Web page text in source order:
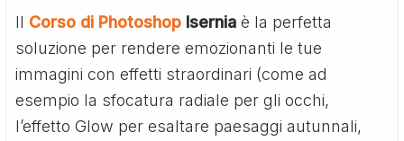
Il Corso di Photoshop Isernia è la perfetta
soluzione per rendere emozionanti le tue
immagini con effetti straordinari (come ad
esempio la sfocatura radiale per gli occhi,
l’effetto Glow per esaltare paesaggi autunnali,